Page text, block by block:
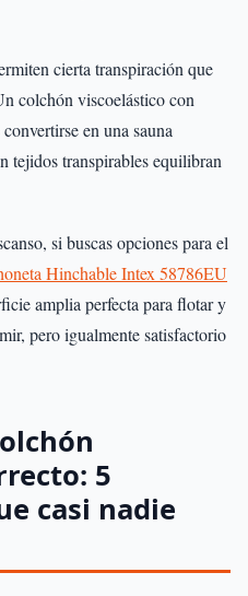
cierta transpiración que
colchón viscoelástico con
en una sauna
tejidos transpirables equilibran
si buscas opciones para el
Hinchable Intex 58786EU
amplia perfecta para flotar y
pero igualmente satisfactorio
5
casi nadie